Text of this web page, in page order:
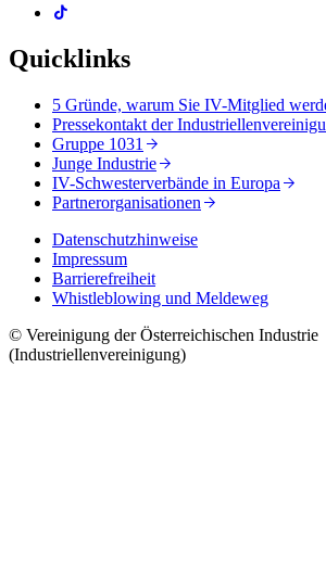
Quicklinks
5 Gründe, warum Sie IV-Mitglied
Pressekontakt der
Gruppe 1031
Junge Industrie
IV-Schwesterverbände in Europa
Partnerorganisationen
Datenschutzhinweise
Impressum
Barrierefreiheit
Whistleblowing und Meldeweg
© Vereinigung der Österreichischen Industrie
(Industriellenvereinigung)